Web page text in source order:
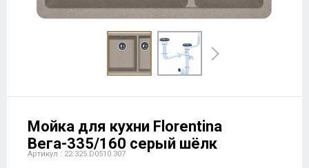
Мойка для кухни Florentina
Вега-335/160 серый шёлк
Артикул : 22.325.D0510.307